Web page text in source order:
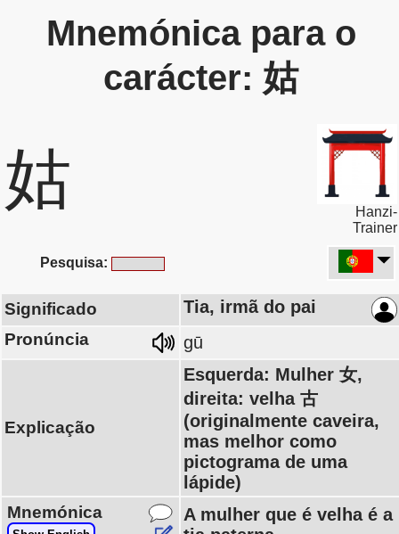
Mnemónica para o
carácter: 姑
姑
Hanzi-
Trainer
Pesquisa:
Significado Tia, irmã do pai
Pronúncia gū
Explicação
Esquerda: Mulher 女,
direita: velha 古
(originalmente caveira,
mas melhor como
pictograma de uma
lápide)
Mnemónica
A mulher que é velha é a